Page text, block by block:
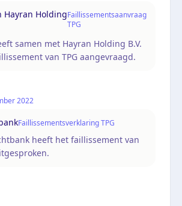
Hayran HoldingFaillissementsaanvraag
TPG
samen met Hayran Holding B.V.
van TPG aangevraagd.
2022
Faillissementsverklaring TPG
heeft het faillissement van